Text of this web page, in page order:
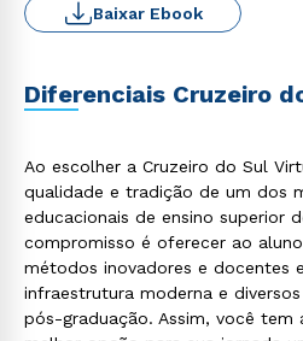
Baixar Ebook
Diferenciais Cruzeiro
Ao escolher a Cruzeiro do Sul
qualidade e tradição de um dos
educacionais de ensino superior
compromisso é oferecer ao
métodos inovadores e docentes
infraestrutura moderna e
pós-graduação. Assim, você tem